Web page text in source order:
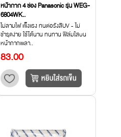
หน้ากาก 4 ช่อง Panasonic รุ่น WEG-
6804WK..
ไม่ลามไฟ แข็งแรง ทนต่อรังสีUV - ไม่
ชำรุดง่าย ใช้ได้นาน ทนทาน ฟิล์มใสบน
หน้ากากพลา..
83.00